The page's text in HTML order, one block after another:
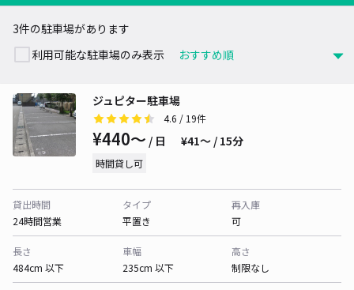
3件の駐車場があります
利用可能な駐車場のみ表示
ジュピター駐車場
4.6 / 19件
¥440〜 / 日 ¥41〜 / 15分
時間貸し可
貸出時間
24時間営業
タイプ
平置き
再入庫
可
長さ
484cm 以下
車幅
235cm 以下
高さ
制限なし